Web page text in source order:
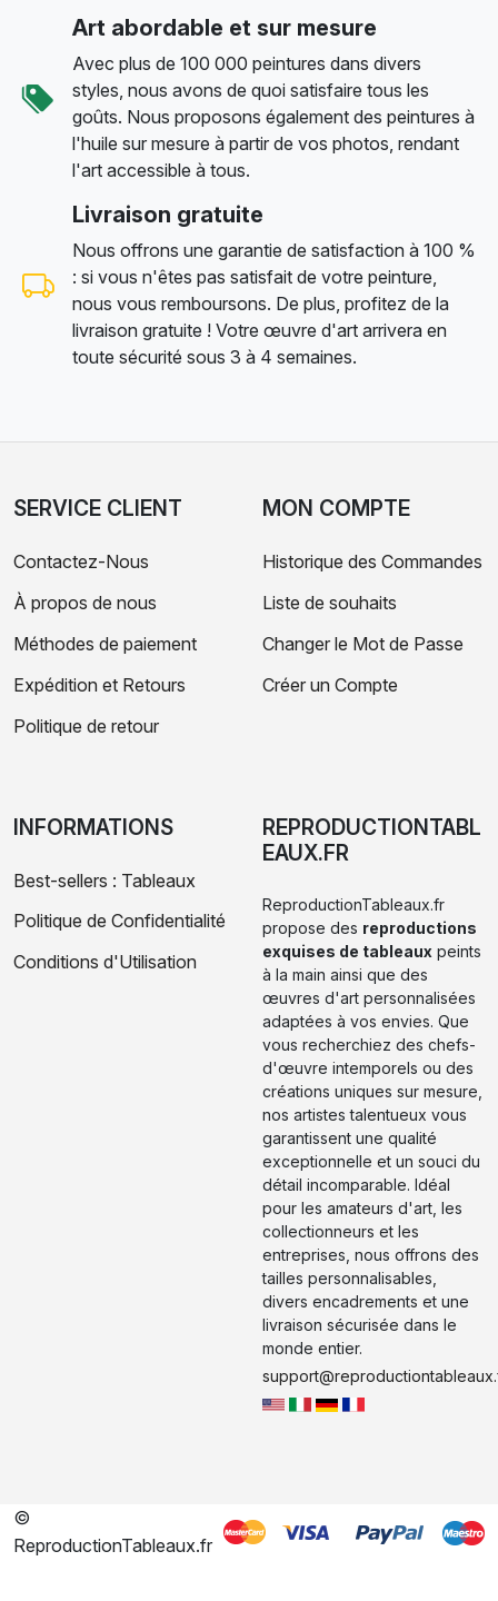
Art abordable et sur mesure
Avec plus de 100 000 peintures dans divers
styles, nous avons de quoi satisfaire tous les
goûts. Nous proposons également des peintures à
l'huile sur mesure à partir de vos photos, rendant
l'art accessible à tous.
Livraison gratuite
Nous offrons une garantie de satisfaction à 100 %
: si vous n'êtes pas satisfait de votre peinture,
nous vous remboursons. De plus, profitez de la
livraison gratuite ! Votre œuvre d'art arrivera en
toute sécurité sous 3 à 4 semaines.
SERVICE CLIENT
Contactez-Nous
À propos de nous
Méthodes de paiement
Expédition et Retours
Politique de retour
MON COMPTE
Historique des Commandes
Liste de souhaits
Changer le Mot de Passe
Créer un Compte
INFORMATIONS
Best-sellers : Tableaux
Politique de Confidentialité
Conditions d'Utilisation
REPRODUCTIONTABL
EAUX.FR
ReproductionTableaux.fr
propose des reproductions
exquises de tableaux peints
à la main ainsi que des
œuvres d'art personnalisées
adaptées à vos envies. Que
vous recherchiez des chefs-
d'œuvre intemporels ou des
créations uniques sur mesure,
nos artistes talentueux vous
garantissent une qualité
exceptionnelle et un souci du
détail incomparable. Idéal
pour les amateurs d'art, les
collectionneurs et les
entreprises, nous offrons des
tailles personnalisables,
divers encadrements et une
livraison sécurisée dans le
monde entier.
©
ReproductionTableaux.fr